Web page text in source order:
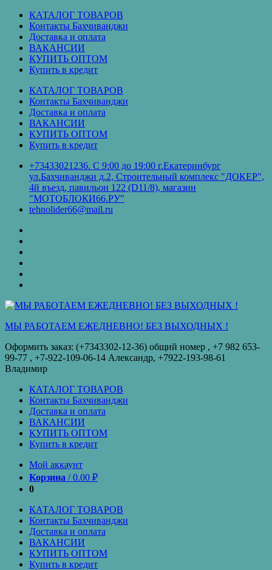
Перейти
содержимому
КАТАЛОГ ТОВАРОВ
Контакты Бахчиванджи
Доставка и оплата
ВАКАНСИИ
КУПИТЬ ОПТОМ
Купить в кредит
КАТАЛОГ ТОВАРОВ
Контакты Бахчиванджи
Доставка и оплата
ВАКАНСИИ
КУПИТЬ ОПТОМ
Купить в кредит
+73433021236. С 9:00 до 19:00 г.Екатеринбург
ул.Бахчиванджи д.2, Строительный комплекс "ДОКЕР",
4й въезд, павильон 122 (D11/8), магазин
"МОТОБЛОКИ66.РУ"
tehnolider66@mail.ru
кредит
МЫ РАБОТАЕМ ЕЖЕДНЕВНО! БЕЗ ВЫХОДНЫХ !
Оформить заказ: (+7343302-12-36) общий номер , ‪+7 982 653-
99-77‬ , +7-922-109-06-14 Александр, +7922-193-98-61
Владимир
КАТАЛОГ ТОВАРОВ
Контакты Бахчиванджи
Доставка и оплата
ВАКАНСИИ
КУПИТЬ ОПТОМ
Купить в кредит
Мой аккаунт
Корзина /0.00 ₽
0
КАТАЛОГ ТОВАРОВ
Контакты Бахчиванджи
Доставка и оплата
ВАКАНСИИ
КУПИТЬ ОПТОМ
Купить в кредит